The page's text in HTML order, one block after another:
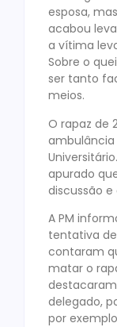
esposa,
acabou
a vítima
Sobre o
ser tanto
meios.
O rapaz de
ambulância
apurado
discussão
A PM
tentativa
contaram
matar o
delegado,
por